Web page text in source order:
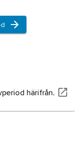
härifrån.